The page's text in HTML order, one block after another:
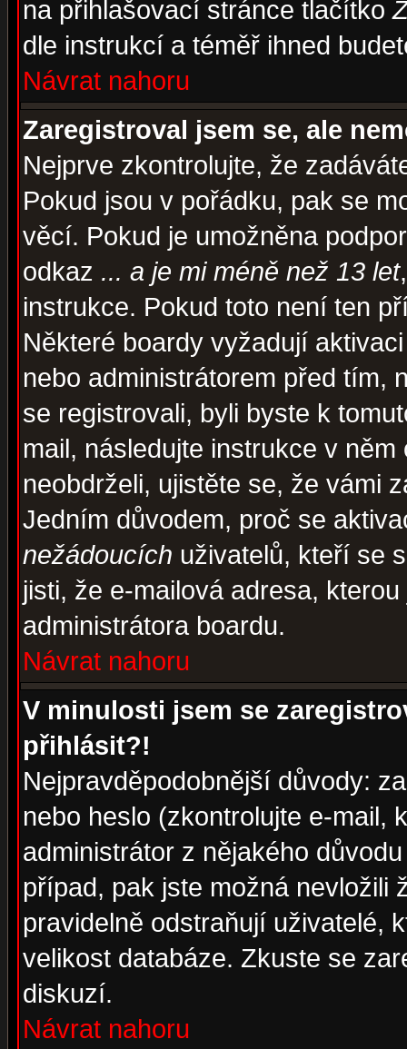
na přihlašovací stránce tlačítko
dle instrukcí a téměř ihned
Návrat nahoru
Zaregistroval jsem se, ale
Nejprve zkontrolujte, že
Pokud jsou v pořádku, pak se
věcí. Pokud je umožněna
odkaz ... a je mi méně než 13 let
instrukce. Pokud toto není ten
Některé boardy vyžadují
nebo administrátorem před tím,
se registrovali, byli byste k
mail, následujte instrukce v
neobdrželi, ujistěte se, že vámi
Jedním důvodem, proč se
nežádoucích uživatelů, kteří se
jisti, že e-mailová adresa,
administrátora boardu.
Návrat nahoru
V minulosti jsem se
přihlásit?!
Nejpravděpodobnější důvody:
nebo heslo (zkontrolujte e-mail,
administrátor z nějakého
případ, pak jste možná nevložili
pravidelně odstraňují uživatelé,
velikost databáze. Zkuste se
diskuzí.
Návrat nahoru